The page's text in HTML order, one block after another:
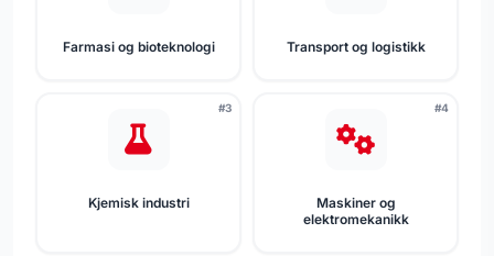
Farmasi og bioteknologi Transport og logistikk
#3
Kjemisk industri
#4
Maskiner og
elektromekanikk